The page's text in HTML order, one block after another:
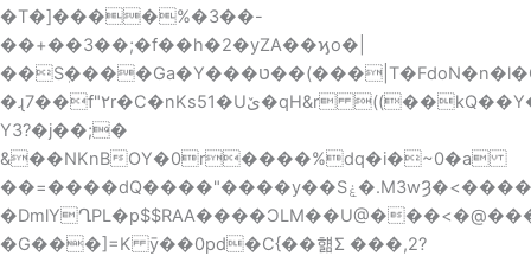
�T�]����%�3��-
��+��3��;�f��h�2�yZA��ϗo�|
��Sٖ����Ga�Y���ט��(���|T�FdoN�n�l�C2G��Se� ?
�ɻ7��f"۲r�C�nKs51�Uێ�qН&r ((��kQ��Y��F��6����z�@p�]�Q�͝�
Y3?�j��;�
&��NKnBOY�0r����%dq�i�~0�а
��=����dQ����"����y��Sۼ�.M3wȜ�<����"6CsI}
�DmlYՂPL�p$$RA
�G���]=K ȳ��0pd�C{��햶Ʃ ���,2?